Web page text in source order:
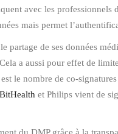
avec les
mais permet
partage de ses données
a aussi pour effet de
le nombre de co-
et Philips vient de